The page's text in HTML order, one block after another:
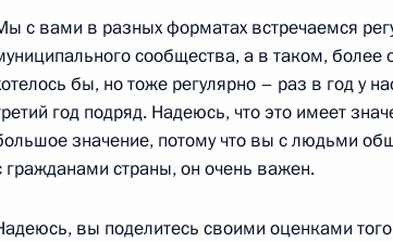
27 апреля 2026 года, 18:30 Санкт-Петербург
Встреча с Министром иностранных дел
с вами в разных форматах встречаемся
сообщества, а в таком, более
бы, но тоже регулярно – раз в год у
год подряд. Надеюсь, что это имеет
значение, потому что вы с людьми
гражданами страны, он очень важен.
вы поделитесь своими оценками